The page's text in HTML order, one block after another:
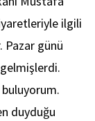
ilgili
Pazar günü
duyduğu